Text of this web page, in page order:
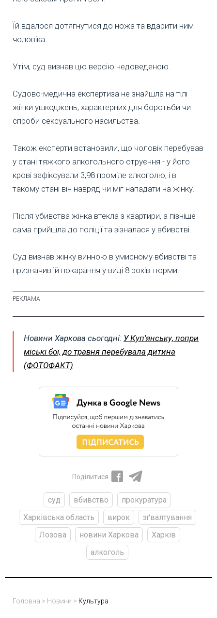
Їй вдалося дотягнутися до ножа та вдарити ним
чоловіка.
Утім, суд визнав цю версію недоведеною.
Судово-медична експертиза не знайшла на тілі
жінки ушкоджень, характерних для боротьби чи
спроби сексуального насильства.
Також експерти встановили, що чоловік перебував
у стані тяжкого алкогольного отруєння - у його
крові зафіксували 3,98 проміле алкоголю, і в
такому стані він навряд чи міг нападати на жінку.
Після убивства жінка втекла з квартири, а пізніше
сама прийшла до поліції та зізналася у вбивстві.
Суд визнав жінку винною в умисному вбивстві та
призначив їй покарання у виді 8 років тюрми.
Новини Харкова сьогодні: У Куп'янську, попри
міські бої, до травня перебувала дитина
(ФОТОФАКТ)
Поділитися
суд вбивство
прокуратура
Харківська область
вирок
зґвалтування
Лозова
новини Харкова
Харків
алкоголь
Головна > Новини > Культура